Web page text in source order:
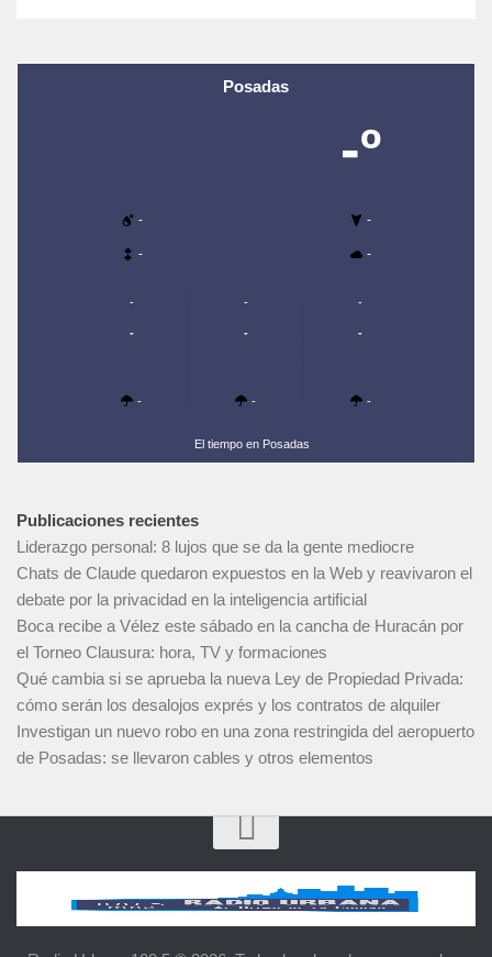
Posadas
-º
- -
- -
-
-
-
-
-
-
-
-
-
El tiempo en Posadas
Publicaciones recientes
Liderazgo personal: 8 lujos que se da la gente mediocre
Chats de Claude quedaron expuestos en la Web y reavivaron el
debate por la privacidad en la inteligencia artificial
Boca recibe a Vélez este sábado en la cancha de Huracán por
el Torneo Clausura: hora, TV y formaciones
Qué cambia si se aprueba la nueva Ley de Propiedad Privada:
cómo serán los desalojos exprés y los contratos de alquiler
Investigan un nuevo robo en una zona restringida del aeropuerto
de Posadas: se llevaron cables y otros elementos